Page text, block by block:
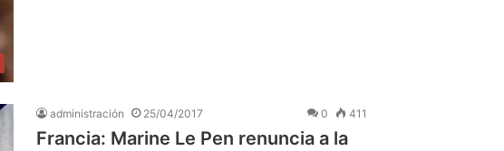
administración 25/04/2017 0 411
Francia: Marine Le Pen renuncia a la